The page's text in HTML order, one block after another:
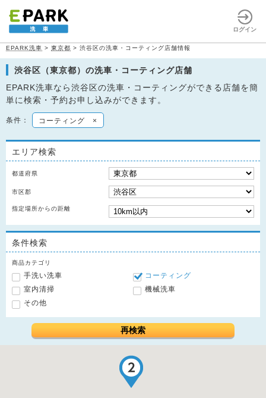
ログイン
EPARK洗車 > 東京都 > 渋谷区の洗車・コーティング店舗情報
渋谷区（東京都）の洗車・コーティング店舗
EPARK洗車なら渋谷区の洗車・コーティングができる店舗を簡
単に検索・予約お申し込みができます。
条件： コーティング ×
エリア検索
都道府県
市区郡
指定場所からの距離
条件検索
商品カテゴリ
手洗い洗車
コーティング
室内清掃
機械洗車
その他
再検索